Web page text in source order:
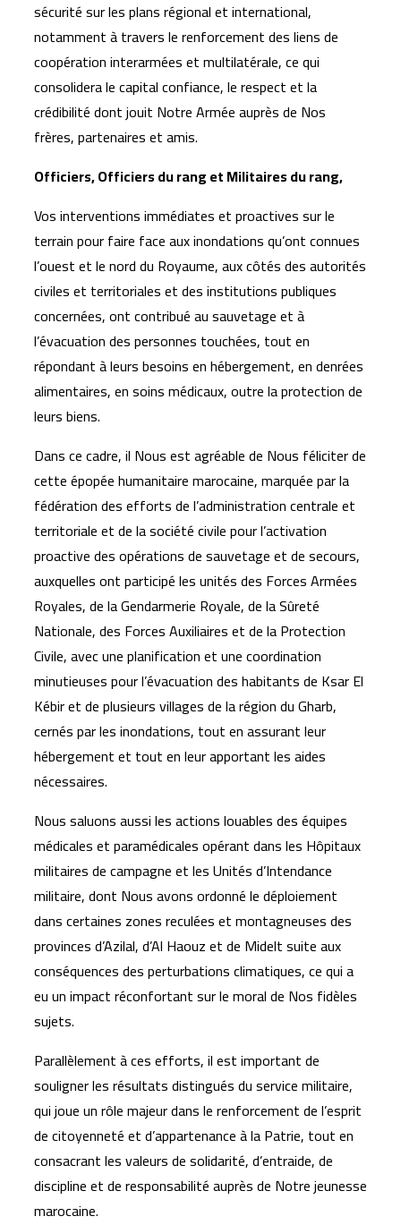
sécurité sur les plans régional et international,
notamment à travers le renforcement des liens de
coopération interarmées et multilatérale, ce qui
consolidera le capital confiance, le respect et la
crédibilité dont jouit Notre Armée auprès de Nos
frères, partenaires et amis.
Officiers, Officiers du rang et Militaires du rang,
Vos interventions immédiates et proactives sur le
terrain pour faire face aux inondations qu’ont connues
l’ouest et le nord du Royaume, aux côtés des autorités
civiles et territoriales et des institutions publiques
concernées, ont contribué au sauvetage et à
l’évacuation des personnes touchées, tout en
répondant à leurs besoins en hébergement, en denrées
alimentaires, en soins médicaux, outre la protection de
leurs biens.
Dans ce cadre, il Nous est agréable de Nous féliciter de
cette épopée humanitaire marocaine, marquée par la
fédération des efforts de l’administration centrale et
territoriale et de la société civile pour l’activation
proactive des opérations de sauvetage et de secours,
auxquelles ont participé les unités des Forces Armées
Royales, de la Gendarmerie Royale, de la Sûreté
Nationale, des Forces Auxiliaires et de la Protection
Civile, avec une planification et une coordination
minutieuses pour l’évacuation des habitants de Ksar El
Kébir et de plusieurs villages de la région du Gharb,
cernés par les inondations, tout en assurant leur
hébergement et tout en leur apportant les aides
nécessaires.
Nous saluons aussi les actions louables des équipes
médicales et paramédicales opérant dans les Hôpitaux
militaires de campagne et les Unités d’Intendance
militaire, dont Nous avons ordonné le déploiement
dans certaines zones reculées et montagneuses des
provinces d’Azilal, d’Al Haouz et de Midelt suite aux
conséquences des perturbations climatiques, ce qui a
eu un impact réconfortant sur le moral de Nos fidèles
sujets.
Parallèlement à ces efforts, il est important de
souligner les résultats distingués du service militaire,
qui joue un rôle majeur dans le renforcement de l’esprit
de citoyenneté et d’appartenance à la Patrie, tout en
consacrant les valeurs de solidarité, d’entraide, de
discipline et de responsabilité auprès de Notre jeunesse
marocaine.